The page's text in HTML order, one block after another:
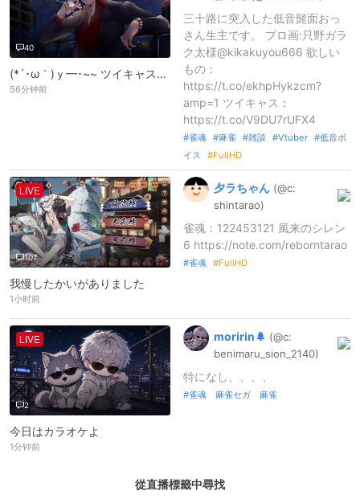
40
(*´･ω｀)ｙ━･~~ ツイキャスから配信中！
56分钟前
三十路に突入した低音髭面おっ
さん生主です。 プロ画:只野ガラ
ク太様@kikakuyou666 欲しい
もの：
https://t.co/ekhpHykzcm?
amp=1 ツイキャス：
https://t.co/V9DU7rUFX4
雀魂 麻雀 雑談 Vtuber
低音ボ
イス
FullHD
LIVE
107
我慢したかいがありました
1小时前
夕ラちゃん (@c:
shintarao)
雀魂：122453121 風来のシレン
6 https://note.com/reborntarao
雀魂 FullHD
LIVE
2
今日はカラオケよ
1分钟前
moririn🌲 (@c:
benimaru_ sion_ 2140)
特になし、、、、
雀魂 麻雀セガ 麻雀
從直播標籤中尋找